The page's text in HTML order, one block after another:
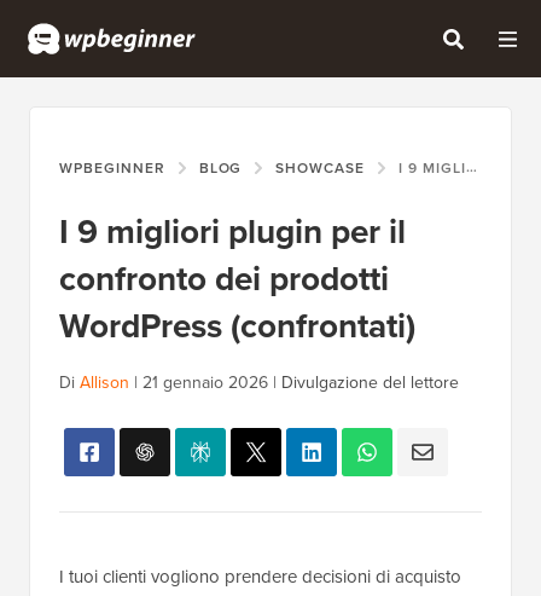
WPBEGINNER BLOG SHOWCASE I 9 MIGLIORI PLUGIN PER IL CONFRONTO DEI PRODOTTI WORDPRESS (CONFRONTATI)
I 9 migliori plugin per il
confronto dei prodotti
WordPress (confrontati)
DiAllison | 21 gennaio 2026 | Divulgazione del lettore
I tuoi clienti vogliono prendere decisioni di acquisto